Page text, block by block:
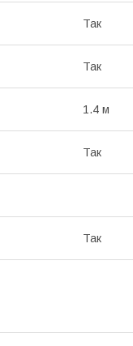
Так
Так
1.4 м
Так
Так